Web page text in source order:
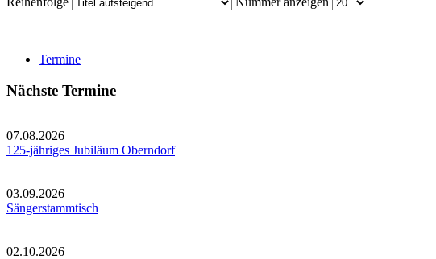
Termine
Nächste Termine
07.08.2026
125-jähriges Jubiläum Oberndorf
03.09.2026
Sängerstammtisch
02.10.2026